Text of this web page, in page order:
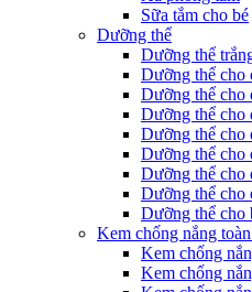
Sữa tắm cho bé
Dưỡng thể
Dưỡng thể
Dưỡng thể cho
Dưỡng thể cho
Dưỡng thể cho
Dưỡng thể cho
Dưỡng thể cho
Dưỡng thể cho
Dưỡng thể cho
Dưỡng thể cho
Kem chống nắng
Kem chống
Kem chống